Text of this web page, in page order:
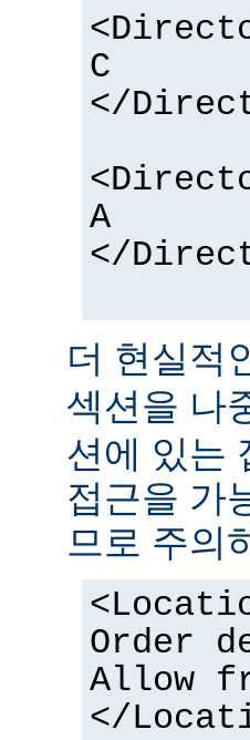
C
</
A
</
더 현실적
섹션을 나
션에 있는
접근을 가
므로 주의
Order
Allow
</